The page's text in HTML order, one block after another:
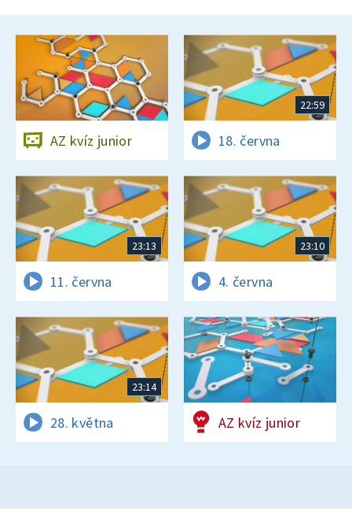
AZ kvíz junior
22:59
18. června
23:13
11. června
23:10
4. června
23:14
28. května AZ kvíz junior